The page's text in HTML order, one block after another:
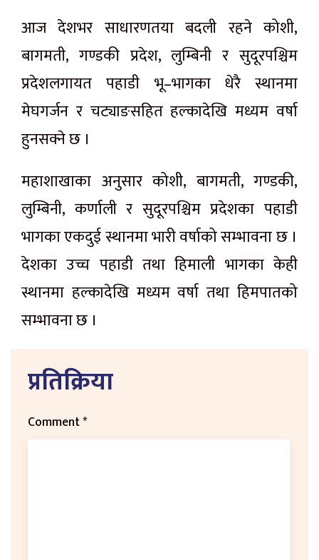
आज देशभर साधारणतया बदली रहने कोशी,
बागमती, गण्डकी प्रदेश, लुम्बिनी र सुदूरपश्चिम
प्रदेशलगायत पहाडी भू–भागका धेरै स्थानमा
मेघगर्जन र चट्याङसहित हल्कादेखि मध्यम वर्षा
हुनसक्ने छ ।
महाशाखाका अनुसार कोशी, बागमती, गण्डकी,
लुम्बिनी, कर्णाली र सुदूरपश्चिम प्रदेशका पहाडी
भागका एकदुई स्थानमा भारी वर्षाको सम्भावना छ ।
देशका उच्च पहाडी तथा हिमाली भागका केही
स्थानमा हल्कादेखि मध्यम वर्षा तथा हिमपातको
सम्भावना छ ।
प्रतिक्रिया
Comment*